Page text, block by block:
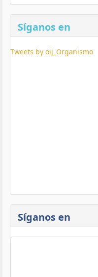
Síganos en
Tweets by oij_Organismo
Síganos en